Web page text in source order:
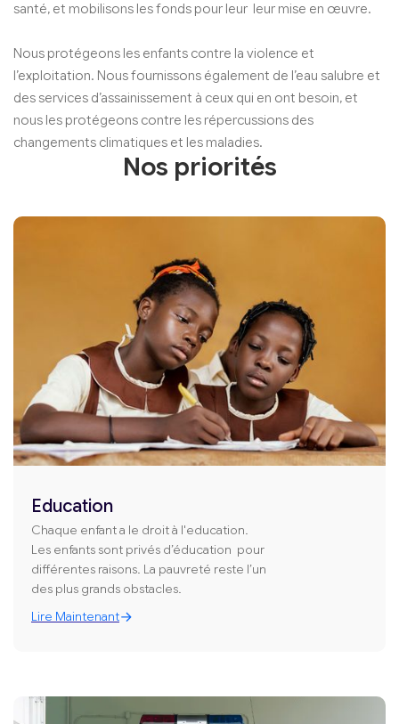
santé, et mobilisons les fonds pour leur leur mise en œuvre.
Nous protégeons les enfants contre la violence et
l’exploitation. Nous fournissons également de l’eau salubre et
des services d’assainissement à ceux qui en ont besoin, et
nous les protégeons contre les répercussions des
changements climatiques et les maladies.
Nos priorités
Education
Chaque enfant a le droit à l'education.
Les enfants sont privés d’éducation pour
différentes raisons. La pauvreté reste l’un
des plus grands obstacles.
Lire Maintenant